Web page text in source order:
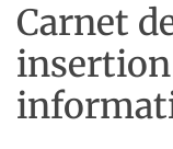
Carnet